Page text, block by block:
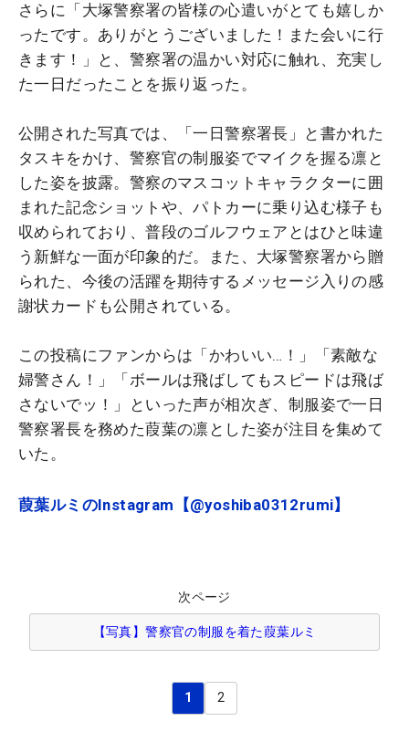
さらに「大塚警察署の皆様の心遣いがとても嬉しか
ったです。ありがとうございました！また会いに行
きます！」と、警察署の温かい対応に触れ、充実し
た一日だったことを振り返った。
公開された写真では、「一日警察署長」と書かれた
タスキをかけ、警察官の制服姿でマイクを握る凛と
した姿を披露。警察のマスコットキャラクターに囲
まれた記念ショットや、パトカーに乗り込む様子も
収められており、普段のゴルフウェアとはひと味違
う新鮮な一面が印象的だ。また、大塚警察署から贈
られた、今後の活躍を期待するメッセージ入りの感
謝状カードも公開されている。
この投稿にファンからは「かわいい…！」「素敵な
婦警さん！」「ボールは飛ばしてもスピードは飛ば
さないでッ！」といった声が相次ぎ、制服姿で一日
警察署長を務めた葭葉の凛とした姿が注目を集めて
いた。
葭葉ルミのInstagram【@yoshiba0312rumi】
次ページ
【写真】警察官の制服を着た葭葉ルミ
1 2